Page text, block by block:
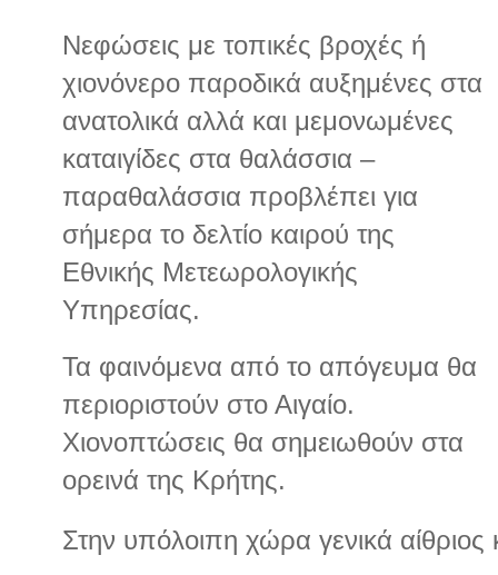
Νεφώσεις με τοπικές βροχές ή
χιονόνερο παροδικά αυξημένες στα
ανατολικά αλλά και μεμονωμένες
καταιγίδες στα θαλάσσια –
παραθαλάσσια προβλέπει για
σήμερα το δελτίο καιρού της
Εθνικής Μετεωρολογικής
Υπηρεσίας.
Τα φαινόμενα από το απόγευμα θα
περιοριστούν στο Αιγαίο.
Χιονοπτώσεις θα σημειωθούν στα
ορεινά της Κρήτης.
Στην υπόλοιπη χώρα γενικά αίθριος